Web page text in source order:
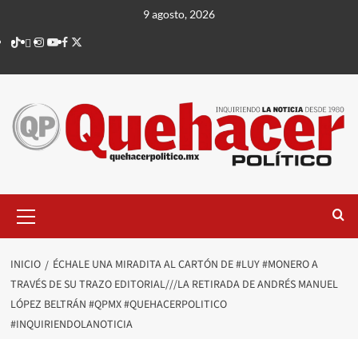
contenido
9 agosto, 2026
TikTok
threads
Instagram
Youtube
Facebook
X
principal
INICIO
ÉCHALE UNA MIRADITA AL CARTÓN DE #LUY #MONERO A
TRAVÉS DE SU TRAZO EDITORIAL///LA RETIRADA DE ANDRÉS MANUEL
LÓPEZ BELTRÁN #QPMX #QUEHACERPOLITICO
#INQUIRIENDOLANOTICIA